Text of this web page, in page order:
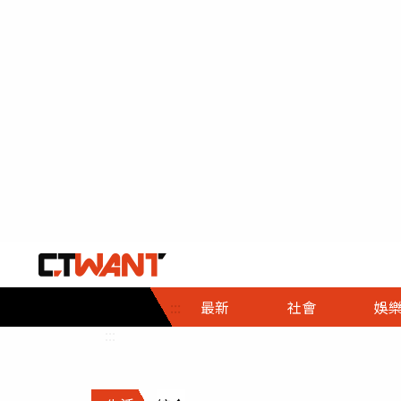
::: 最新 社會
社會首頁
時事
調查
娛樂
娛樂首頁
即時
財經首頁
熱線
政